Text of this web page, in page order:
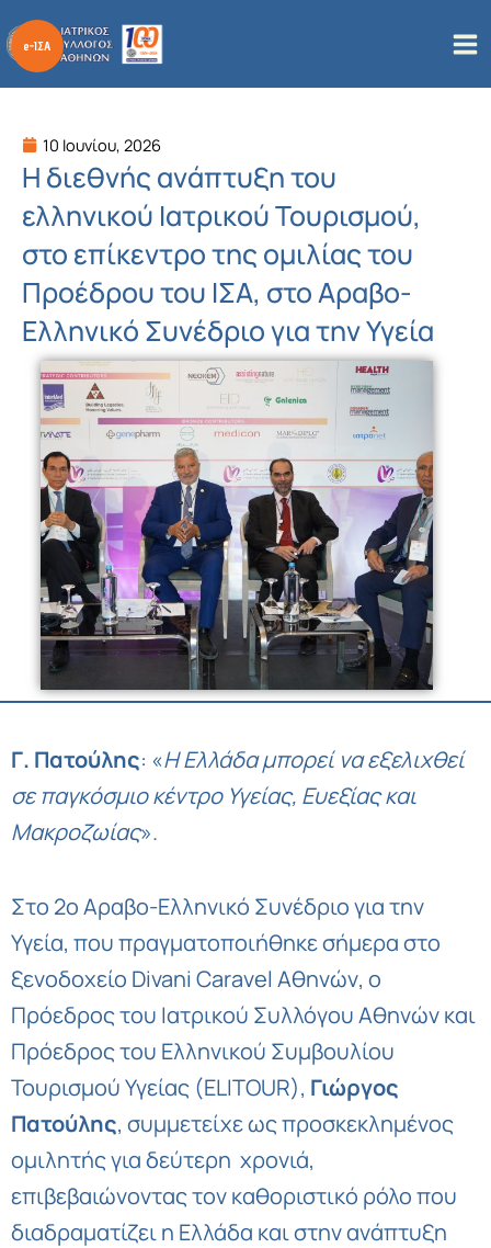
στο
περιεχόμενο
10 Ιουνίου, 2026
Η διεθνής ανάπτυξη του
ελληνικού Ιατρικού Τουρισμού,
στο επίκεντρο της ομιλίας του
Προέδρου του ΙΣΑ, στο Αραβο-
Ελληνικό Συνέδριο για την Υγεία
Γ. Πατούλης: «Η Ελλάδα μπορεί να εξελιχθεί
σε παγκόσμιο κέντρο Υγείας, Ευεξίας και
Μακροζωίας».
Στο 2ο Αραβο-Ελληνικό Συνέδριο για την
Υγεία, που πραγματοποιήθηκε σήμερα στο
ξενοδοχείο Divani Caravel Αθηνών, ο
Πρόεδρος του Ιατρικού Συλλόγου Αθηνών και
Πρόεδρος του Ελληνικού Συμβουλίου
Τουρισμού Υγείας (ELITOUR), Γιώργος
Πατούλης, συμμετείχε ως προσκεκλημένος
ομιλητής για δεύτερη χρονιά,
επιβεβαιώνοντας τον καθοριστικό ρόλο που
διαδραματίζει η Ελλάδα και στην ανάπτυξη